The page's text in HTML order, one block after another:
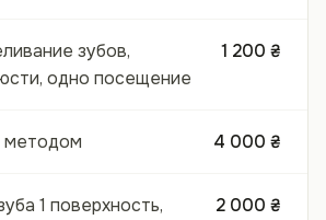
зубов,
одно посещение
1 200 ₴
методом 4 000 ₴
1 поверхность,
2 000 ₴